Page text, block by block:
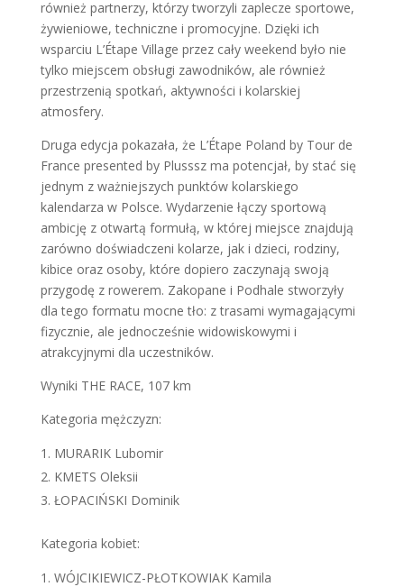
również partnerzy, którzy tworzyli zaplecze sportowe,
żywieniowe, techniczne i promocyjne. Dzięki ich
wsparciu L’Étape Village przez cały weekend było nie
tylko miejscem obsługi zawodników, ale również
przestrzenią spotkań, aktywności i kolarskiej
atmosfery.
Druga edycja pokazała, że L’Étape Poland by Tour de
France presented by Plusssz ma potencjał, by stać się
jednym z ważniejszych punktów kolarskiego
kalendarza w Polsce. Wydarzenie łączy sportową
ambicję z otwartą formułą, w której miejsce znajdują
zarówno doświadczeni kolarze, jak i dzieci, rodziny,
kibice oraz osoby, które dopiero zaczynają swoją
przygodę z rowerem. Zakopane i Podhale stworzyły
dla tego formatu mocne tło: z trasami wymagającymi
fizycznie, ale jednocześnie widowiskowymi i
atrakcyjnymi dla uczestników.
Wyniki THE RACE, 107 km
Kategoria mężczyzn:
MURARIK Lubomir
KMETS Oleksii
ŁOPACIŃSKI Dominik
Kategoria kobiet:
WÓJCIKIEWICZ-PŁOTKOWIAK Kamila